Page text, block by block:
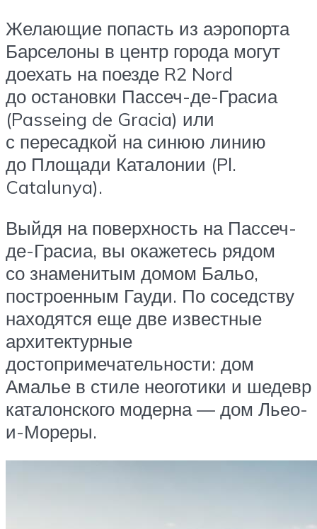
Желающие попасть из аэропорта
Барселоны в центр города могут
доехать на поезде R2 Nord
до остановки Пассеч-де-Грасиа
(Passeing de Gracia) или
с пересадкой на синюю линию
до Площади Каталонии (Pl.
Catalunya).
Выйдя на поверхность на Пассеч-
де-Грасиа, вы окажетесь рядом
со знаменитым домом Бальо,
построенным Гауди. По соседству
находятся еще две известные
архитектурные
достопримечательности: дом
Амалье в стиле неоготики и шедевр
каталонского модерна — дом Льео-
и-Мореры.